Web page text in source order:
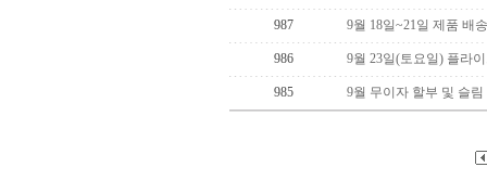
987 9월 18일~21일 제품 배
986 9월 23일(토요일) 플라
985 9월 무이자 할부 및 슬